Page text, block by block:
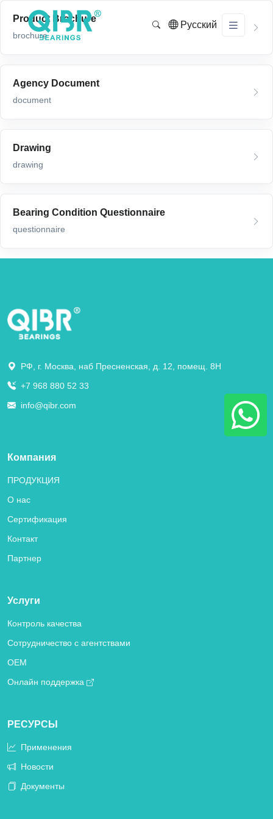
Русский
Product Brochure
brochure
Agency Document
document
Drawing
drawing
Bearing Condition Questionnaire
questionnaire
РФ, г. Москва, наб Пресненская, д. 12, помещ. 8Н
+7 968 880 52 33
info@qibr.com
Компания
ПРОДУКЦИЯ
О нас
Сертификация
Контакт
Партнер
Услуги
Контроль качества
Сотрудничество с агентствами
OEM
Онлайн поддержка
РЕСУРСЫ
Применения
Новости
Документы